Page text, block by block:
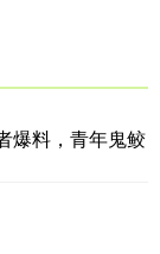
爆料，青年鬼鲛